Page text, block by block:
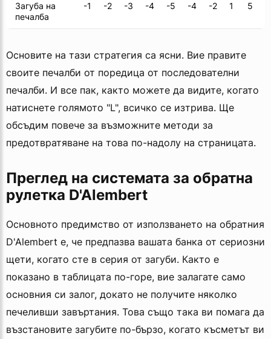
Загуба на
печалба
-1 -2 -3 -4 -5 -4 -2 1 5
Основите на тази стратегия са ясни. Вие правите
своите печалби от поредица от последователни
печалби. И все пак, както можете да видите, когато
натиснете голямото "L", всичко се изтрива. Ще
обсъдим повече за възможните методи за
предотвратяване на това по-надолу на страницата.
Преглед на системата за обратна
рулетка D'Alembert
Основното предимство от използването на обратния
D'Alembert е, че предпазва вашата банка от сериозни
щети, когато сте в серия от загуби. Както е
показано в таблицата по-горе, вие залагате само
основния си залог, докато не получите няколко
печеливши завъртания. Това също така ви помага да
възстановите загубите по-бързо, когато късметът ви